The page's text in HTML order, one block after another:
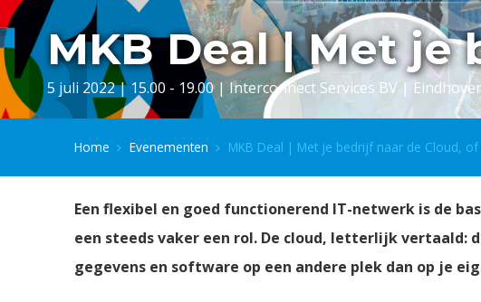
MKB Deal | Met je
5 juli 2022 | 15.00 - 19.00 | Interconnect Services BV |
Home Evenementen MKB Deal | Met je bedrijf naar de Cloud, of
Een flexibel en goed functionerend IT-netwerk is de
een steeds vaker een rol. De cloud, letterlijk vertaald:
gegevens en software op een andere plek dan op je